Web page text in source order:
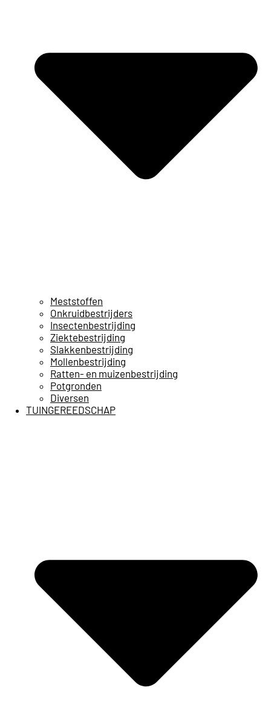
Meststoffen
Onkruidbestrijders
Insectenbestrijding
Ziektebestrijding
Slakkenbestrijding
Mollenbestrijding
Ratten- en muizenbestrijding
Potgronden
Diversen
TUINGEREEDSCHAP